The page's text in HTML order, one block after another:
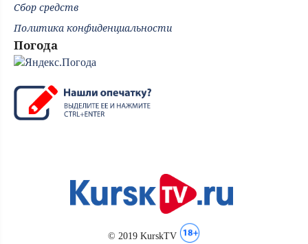
Сбор средств
Политика конфиденциальности
Погода
© 2019 KurskTV